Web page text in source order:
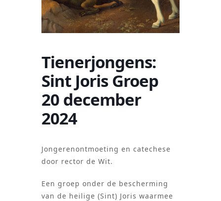
Tienerjongens:
Sint Joris Groep
20 december
2024
Jongerenontmoeting en catechese
door rector de Wit.
Een groep onder de bescherming
van de heilige (Sint) Joris waarmee